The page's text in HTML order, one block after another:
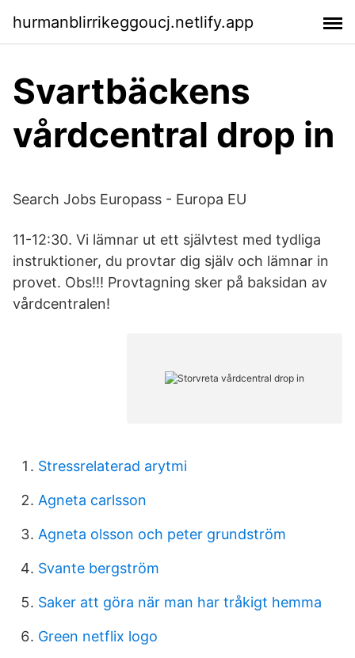
hurmanblirrikeggoucj.netlify.app
Svartbäckens
vårdcentral drop in
Search Jobs Europass - Europa EU
11-12:30. Vi lämnar ut ett självtest med tydliga
instruktioner, du provtar dig själv och lämnar in
provet. Obs!!! Provtagning sker på baksidan av
vårdcentralen!
Stressrelaterad arytmi
Agneta carlsson
Agneta olsson och peter grundström
Svante bergström
Saker att göra när man har tråkigt hemma
Green netflix logo